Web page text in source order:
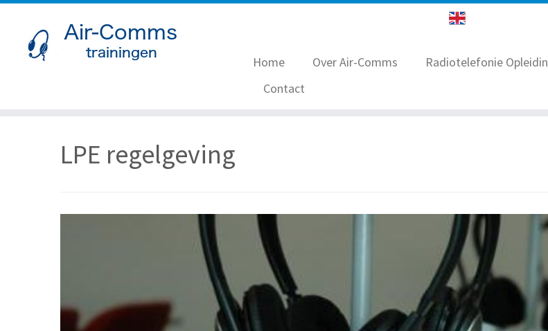
Home Over Air-Comms Radiotelefonie
Contact
LPE regelgeving